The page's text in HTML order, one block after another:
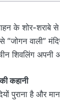
के शोर-
“जोगन वाली”
शिवलिंग अपनी
कहानी
पुराना है और